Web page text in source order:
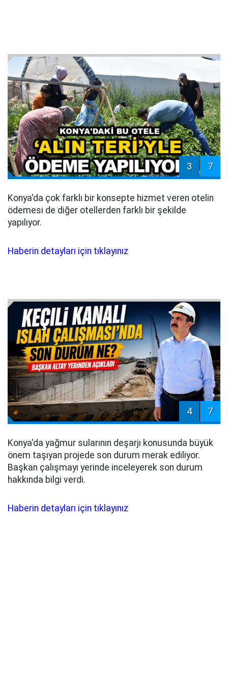
3 7
Konya'da çok farklı bir konsepte hizmet veren otelin
ödemesi de diğer otellerden farklı bir şekilde
yapılıyor.
Haberin detayları için tıklayınız
4 7
Konya'da yağmur sularının deşarjı konusunda büyük
önem taşıyan projede son durum merak ediliyor.
Başkan çalışmayı yerinde inceleyerek son durum
hakkında bilgi verdi.
Haberin detayları için tıklayınız